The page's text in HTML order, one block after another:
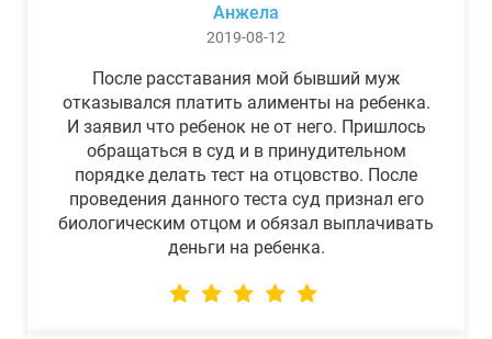
Анжела
2019-08-12
После расставания мой бывший муж
отказывался платить алименты на ребенка.
И заявил что ребенок не от него. Пришлось
обращаться в суд и в принудительном
порядке делать тест на отцовство. После
проведения данного теста суд признал его
биологическим отцом и обязал выплачивать
деньги на ребенка.